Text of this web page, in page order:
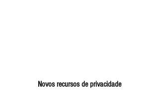
Novos recursos de privacidade